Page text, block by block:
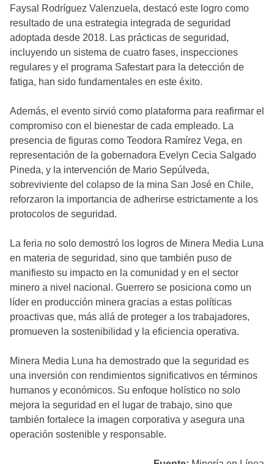
Faysal Rodríguez Valenzuela, destacó este logro como
resultado de una estrategia integrada de seguridad
adoptada desde 2018. Las prácticas de seguridad,
incluyendo un sistema de cuatro fases, inspecciones
regulares y el programa Safestart para la detección de
fatiga, han sido fundamentales en este éxito.
Además, el evento sirvió como plataforma para reafirmar el
compromiso con el bienestar de cada empleado. La
presencia de figuras como Teodora Ramírez Vega, en
representación de la gobernadora Evelyn Cecia Salgado
Pineda, y la intervención de Mario Sepúlveda,
sobreviviente del colapso de la mina San José en Chile,
reforzaron la importancia de adherirse estrictamente a los
protocolos de seguridad.
La feria no solo demostró los logros de Minera Media Luna
en materia de seguridad, sino que también puso de
manifiesto su impacto en la comunidad y en el sector
minero a nivel nacional. Guerrero se posiciona como un
líder en producción minera gracias a estas políticas
proactivas que, más allá de proteger a los trabajadores,
promueven la sostenibilidad y la eficiencia operativa.
Minera Media Luna ha demostrado que la seguridad es
una inversión con rendimientos significativos en términos
humanos y económicos. Su enfoque holístico no solo
mejora la seguridad en el lugar de trabajo, sino que
también fortalece la imagen corporativa y asegura una
operación sostenible y responsable.